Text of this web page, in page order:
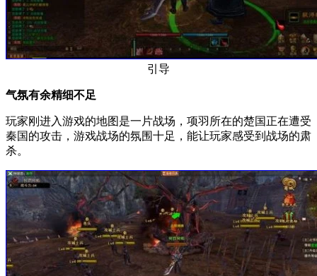
引导
气氛有余精细不足
玩家刚进入游戏的地图是一片战场，项羽所在的楚国正在遭受
秦国的攻击，游戏战场的氛围十足，能让玩家感受到战场的肃
杀。